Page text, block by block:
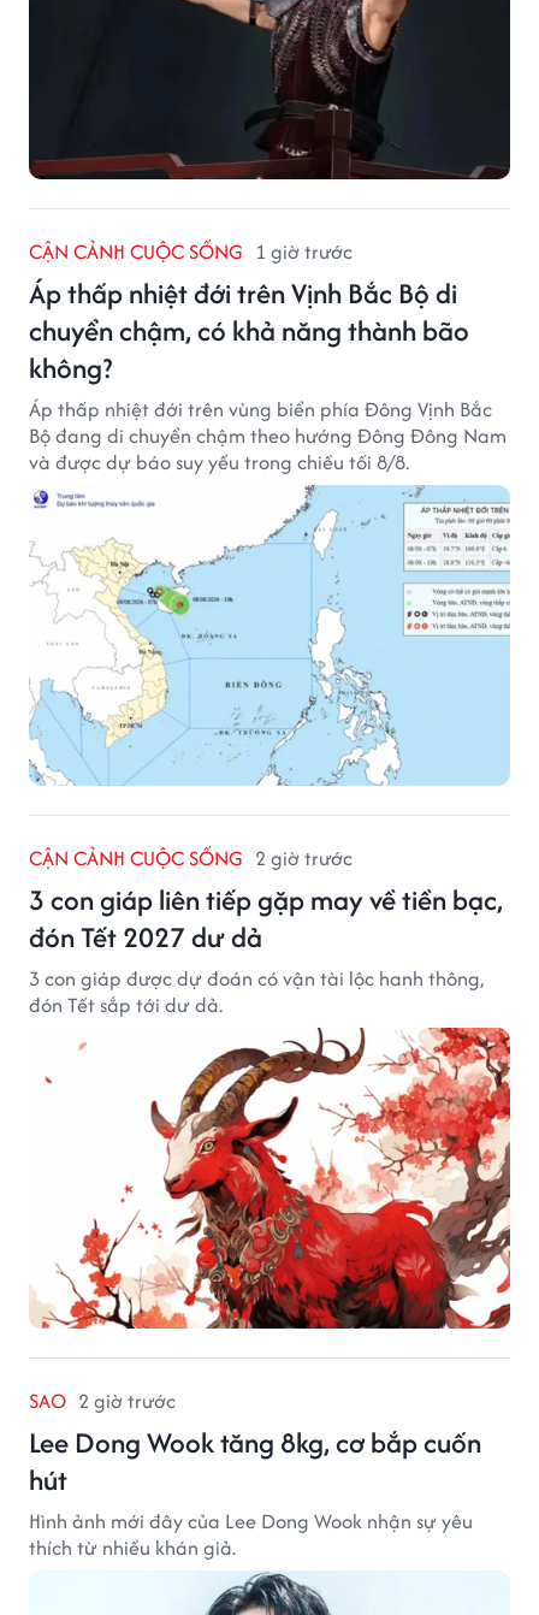
CẬN CẢNH CUỘC SỐNG 1 giờ trước
Áp thấp nhiệt đới trên Vịnh Bắc Bộ di
chuyển chậm, có khả năng thành bão
không?
Áp thấp nhiệt đới trên vùng biển phía Đông Vịnh Bắc
Bộ đang di chuyển chậm theo hướng Đông Đông Nam
và được dự báo suy yếu trong chiều tối 8/8.
CẬN CẢNH CUỘC SỐNG 2 giờ trước
3 con giáp liên tiếp gặp may về tiền bạc,
đón Tết 2027 dư dả
3 con giáp được dự đoán có vận tài lộc hanh thông,
đón Tết sắp tới dư dả.
SAO 2 giờ trước
Lee Dong Wook tăng 8kg, cơ bắp cuốn
hút
Hình ảnh mới đây của Lee Dong Wook nhận sự yêu
thích từ nhiều khán giả.